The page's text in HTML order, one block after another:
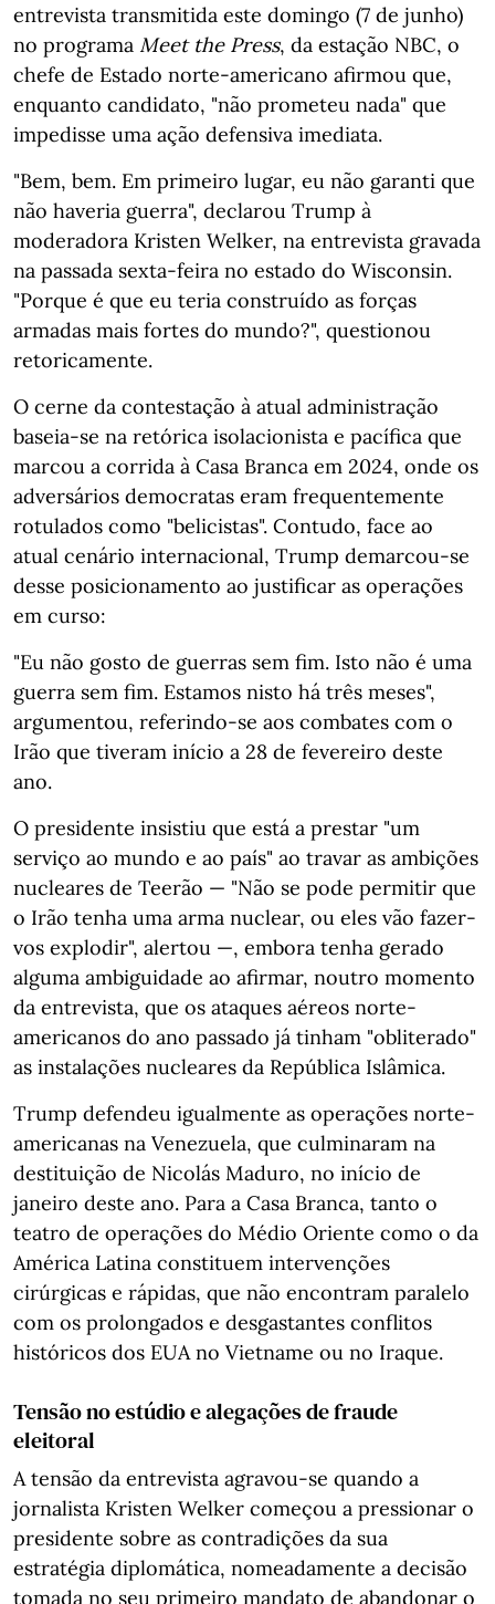
entrevista transmitida este domingo (7 de junho)
no programa Meet the Press, da estação NBC, o
chefe de Estado norte-americano afirmou que,
enquanto candidato, "não prometeu nada" que
impedisse uma ação defensiva imediata.
"Bem, bem. Em primeiro lugar, eu não garanti que
não haveria guerra", declarou Trump à
moderadora Kristen Welker, na entrevista gravada
na passada sexta-feira no estado do Wisconsin.
"Porque é que eu teria construído as forças
armadas mais fortes do mundo?", questionou
retoricamente.
O cerne da contestação à atual administração
baseia-se na retórica isolacionista e pacífica que
marcou a corrida à Casa Branca em 2024, onde os
adversários democratas eram frequentemente
rotulados como "belicistas". Contudo, face ao
atual cenário internacional, Trump demarcou-se
desse posicionamento ao justificar as operações
em curso:
"Eu não gosto de guerras sem fim. Isto não é uma
guerra sem fim. Estamos nisto há três meses",
argumentou, referindo-se aos combates com o
Irão que tiveram início a 28 de fevereiro deste
ano.
O presidente insistiu que está a prestar "um
serviço ao mundo e ao país" ao travar as ambições
nucleares de Teerão — "Não se pode permitir que
o Irão tenha uma arma nuclear, ou eles vão fazer-
vos explodir", alertou —, embora tenha gerado
alguma ambiguidade ao afirmar, noutro momento
da entrevista, que os ataques aéreos norte-
americanos do ano passado já tinham "obliterado"
as instalações nucleares da República Islâmica.
Trump defendeu igualmente as operações norte-
americanas na Venezuela, que culminaram na
destituição de Nicolás Maduro, no início de
janeiro deste ano. Para a Casa Branca, tanto o
teatro de operações do Médio Oriente como o da
América Latina constituem intervenções
cirúrgicas e rápidas, que não encontram paralelo
com os prolongados e desgastantes conflitos
históricos dos EUA no Vietname ou no Iraque.
Tensão no estúdio e alegações de fraude
eleitoral
A tensão da entrevista agravou-se quando a
jornalista Kristen Welker começou a pressionar o
presidente sobre as contradições da sua
estratégia diplomática, nomeadamente a decisão
tomada no seu primeiro mandato de abandonar o